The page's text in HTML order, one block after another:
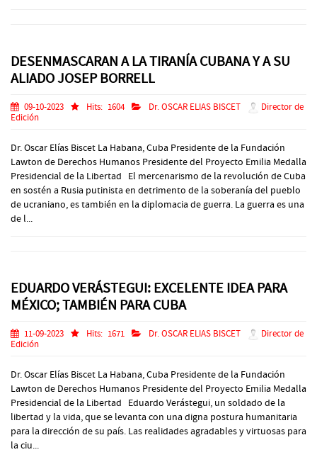
DESENMASCARAN A LA TIRANÍA CUBANA Y A SU
ALIADO JOSEP BORRELL
09-10-2023 Hits: 1604 Dr. OSCAR ELIAS BISCET
Director de
Edición
Dr. Oscar Elías Biscet La Habana, Cuba Presidente de la Fundación
Lawton de Derechos Humanos Presidente del Proyecto Emilia Medalla
Presidencial de la Libertad El mercenarismo de la revolución de Cuba
en sostén a Rusia putinista en detrimento de la soberanía del pueblo
de ucraniano, es también en la diplomacia de guerra. La guerra es una
de l...
EDUARDO VERÁSTEGUI: EXCELENTE IDEA PARA
MÉXICO; TAMBIÉN PARA CUBA
11-09-2023 Hits: 1671 Dr. OSCAR ELIAS BISCET
Director de
Edición
Dr. Oscar Elías Biscet La Habana, Cuba Presidente de la Fundación
Lawton de Derechos Humanos Presidente del Proyecto Emilia Medalla
Presidencial de la Libertad Eduardo Verástegui, un soldado de la
libertad y la vida, que se levanta con una digna postura humanitaria
para la dirección de su país. Las realidades agradables y virtuosas para
la ciu...